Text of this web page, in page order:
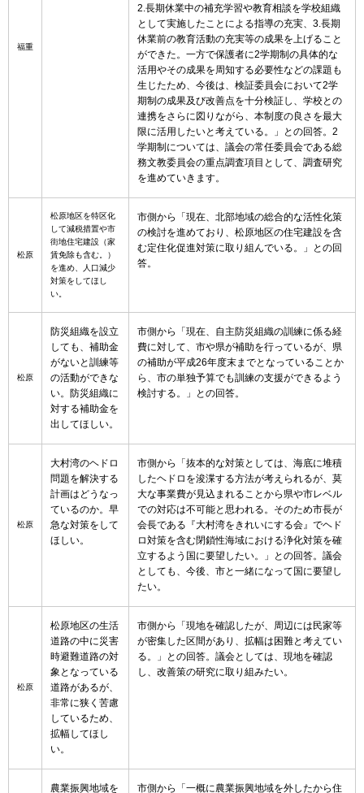
福重
2.長期休業中の補充学習や教育相談を学校組織
として実施したことによる指導の充実、3.長期
休業前の教育活動の充実等の成果を上げること
ができた。一方で保護者に2学期制の具体的な
活用やその成果を周知する必要性などの課題も
生じたため、今後は、検証委員会において2学
期制の成果及び改善点を十分検証し、学校との
連携をさらに図りながら、本制度の良さを最大
限に活用したいと考えている。」との回答。2
学期制については、議会の常任委員会である総
務文教委員会の重点調査項目として、調査研究
を進めていきます。
松原
松原地区を特区化
して減税措置や市
街地住宅建設（家
賃免除も含む。）
を進め、人口減少
対策をしてほし
い。
市側から「現在、北部地域の総合的な活性化策
の検討を進めており、松原地区の住宅建設を含
む定住化促進対策に取り組んでいる。」との回
答。
松原
防災組織を設立
しても、補助金
がないと訓練等
の活動ができな
い。防災組織に
対する補助金を
出してほしい。
市側から「現在、自主防災組織の訓練に係る経
費に対して、市や県が補助を行っているが、県
の補助が平成26年度末までとなっていることか
ら、市の単独予算でも訓練の支援ができるよう
検討する。」との回答。
松原
大村湾のヘドロ
問題を解決する
計画はどうなっ
ているのか。早
急な対策をして
ほしい。
市側から「抜本的な対策としては、海底に堆積
したヘドロを浚渫する方法が考えられるが、莫
大な事業費が見込まれることから県や市レベル
での対応は不可能と思われる。そのため市長が
会長である『大村湾をきれいにする会』でヘド
ロ対策を含む閉鎖性海域における浄化対策を確
立するよう国に要望したい。」との回答。議会
としても、今後、市と一緒になって国に要望し
たい。
松原
松原地区の生活
道路の中に災害
時避難道路の対
象となっている
道路があるが、
非常に狭く苦慮
しているため、
拡幅してほし
い。
市側から「現地を確認したが、周辺には民家等
が密集した区間があり、拡幅は困難と考えてい
る。」との回答。議会としては、現地を確認
し、改善策の研究に取り組みたい。
農業振興地域を 市側から「一概に農業振興地域を外したから住